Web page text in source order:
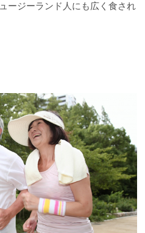
ージーランド人にも広く食され